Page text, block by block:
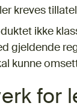
kreves
ikke
gjeldende
kunne
for